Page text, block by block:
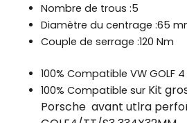
Nombre de trous :5
Diamètre du centrage :65
Couple de serrage :120 Nm
100% Compatible VW GOLF 4
100% Compatible sur Kit
Porsche avant utlra